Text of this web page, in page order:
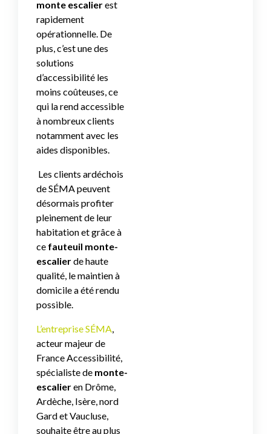
monte escalierest
rapidement
opérationnelle. De
plus, c’est une des
solutions
d’accessibilité les
moins coûteuses, ce
qui la rend accessible
à nombreux clients
notamment avec les
aides disponibles.
Les clients ardéchois
de SÉMA peuvent
désormais profiter
pleinement de leur
habitation et grâce à
ce fauteuil monte-
escalierde haute
qualité, le maintien à
domicile a été rendu
possible.
L’entreprise SÉMA,
acteur majeur de
France Accessibilité,
spécialiste de monte-
escalieren Drôme,
Ardèche, Isère, nord
Gard et Vaucluse,
souhaite être au plus